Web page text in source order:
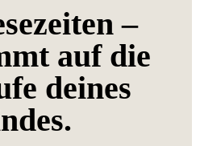
–
auf die
deines